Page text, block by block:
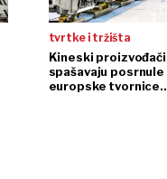
tvrtke i tržišta
Kineski proizvođači
spašavaju posrnule
europske tvornice